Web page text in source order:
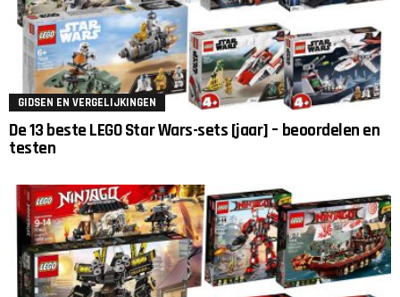
GIDSEN EN VERGELIJKINGEN
De 13 beste LEGO Star Wars-sets [jaar] – beoordelen en
testen